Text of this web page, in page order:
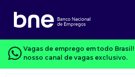
Vagas de emprego em todo Brasil!
nosso canal de vagas exclusivo.